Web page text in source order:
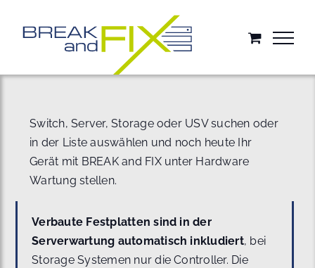
springen
Switch, Server, Storage oder USV suchen oder
in der Liste auswählen und noch heute Ihr
Gerät mit BREAK and FIX unter Hardware
Wartung stellen.
Verbaute Festplatten sind in der
Serverwartung automatisch inkludiert, bei
Storage Systemen nur die Controller. Die